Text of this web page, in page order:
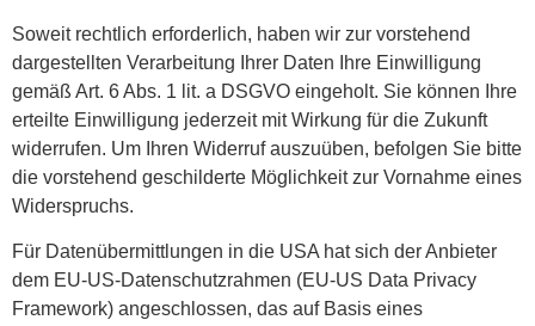
Soweit rechtlich erforderlich, haben wir zur vorstehend
dargestellten Verarbeitung Ihrer Daten Ihre Einwilligung
gemäß Art. 6 Abs. 1 lit. a DSGVO eingeholt. Sie können Ihre
erteilte Einwilligung jederzeit mit Wirkung für die Zukunft
widerrufen. Um Ihren Widerruf auszuüben, befolgen Sie bitte
die vorstehend geschilderte Möglichkeit zur Vornahme eines
Widerspruchs.
Für Datenübermittlungen in die USA hat sich der Anbieter
dem EU-US-Datenschutzrahmen (EU-US Data Privacy
Framework) angeschlossen, das auf Basis eines